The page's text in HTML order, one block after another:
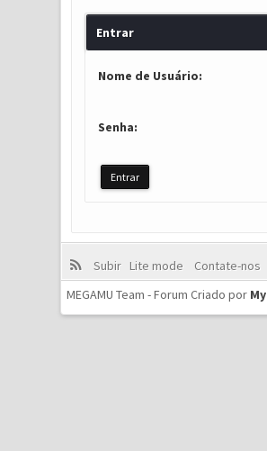
Entrar
Nome de Usuário:
Senha:
Subir Lite mode
Contate-nos
MEGAMU Team - Forum Criado por